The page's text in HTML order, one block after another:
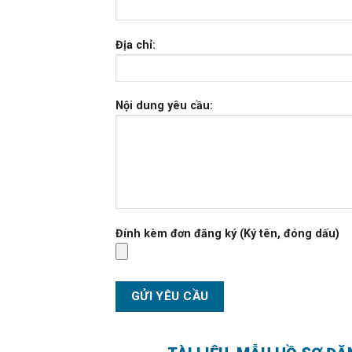
Địa chỉ:
Nội dung yêu cầu:
Đính kèm đơn đăng ký (Ký tên, đóng dấu)